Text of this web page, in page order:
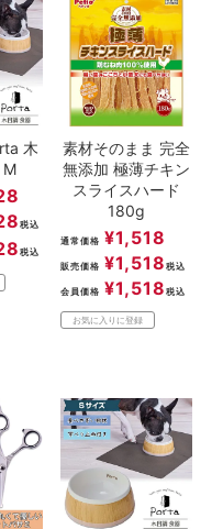
木
M
税込
税込
素材そのまま 完全
無添加 極薄チキン
スライスハード
180g
通常価格 ¥1,518
販売価格 ¥1,518 税込
会員価格 ¥1,518 税込
お気に入りに登録